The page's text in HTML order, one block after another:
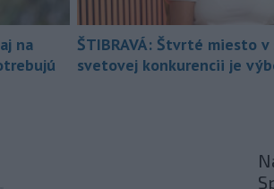
približne 500 kilogramov. Samospráva
to v stredu uviedla na svojej webovej
stránke, pričom neskôr napísala, že
pyrotechnici ju úspešne odstránili.
na
ŠTIBRAVÁ: Štvrté miesto
svetovej konkurencii je